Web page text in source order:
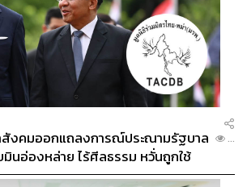
สังคมออกแถลงการณ์ประณามรัฐบาล
นอ่องหล่าย ไร้ศีลธรรม หวั่นถูกใช้
วเมียนมา
...